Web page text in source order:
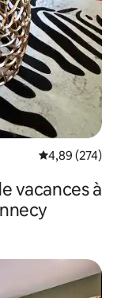
Évaluation
4,89 (274)
vacances à